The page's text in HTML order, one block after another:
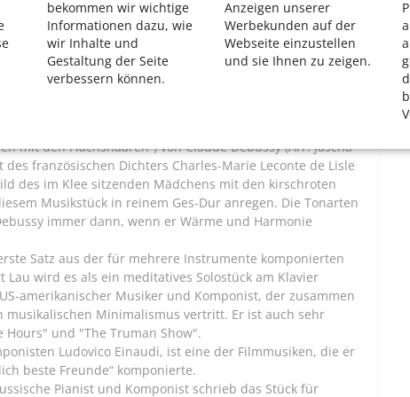
bekommen wir wichtige
Informationen dazu, wie
wir Inhalte und
Gestaltung der Seite
verbessern können.
Anzeigen unserer
Werbekunden auf der
Webseite einzustellen
und sie Ihnen zu zeigen.
Komponisten Ramin Djawadi (Arr. Nikolaï Clavier) ist die
Filmreihe.
vom französischen Komponisten Claude
Verwendung fand.
vom US-amerikanischen Dirigenten und
mit den Flachshaaren“) von Claude Debussy (Arr. Jascha
französischen Dichters Charles-Marie Leconte de Lisle
des im Klee sitzenden Mädchens mit den kirschroten
Musikstück in reinem Ges-Dur anregen. Die Tonarten
immer dann, wenn er Wärme und Harmonie
Satz aus der für mehrere Instrumente komponierten
Lau wird es als ein meditatives Solostück am Klavier
amerikanischer Musiker und Komponist, der zusammen
musikalischen Minimalismus vertritt. Er ist auch sehr
und "The Truman Show".
Ludovico Einaudi, ist eine der Filmmusiken, die er
beste Freunde“ komponierte.
Pianist und Komponist schrieb das Stück für